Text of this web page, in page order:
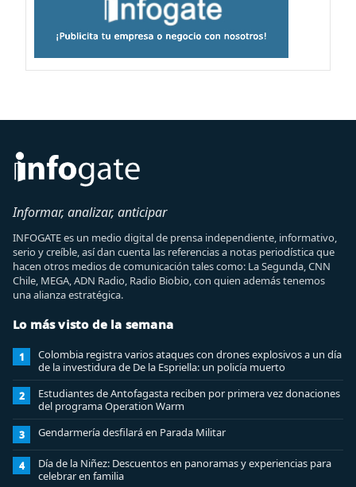
Informar, analizar, anticipar
INFOGATE es un medio digital de prensa independiente, informativo,
serio y creíble, así dan cuenta las referencias a notas periodística que
hacen otros medios de comunicación tales como: La Segunda, CNN
Chile, MEGA, ADN Radio, Radio Biobio, con quien además tenemos
una alianza estratégica.
Lo más visto de la semana
1
Colombia registra varios ataques con drones explosivos a un día
de la investidura de De la Espriella: un policía muerto
2
Estudiantes de Antofagasta reciben por primera vez donaciones
del programa Operation Warm
3 Gendarmería desfilará en Parada Militar
4
Día de la Niñez: Descuentos en panoramas y experiencias para
celebrar en familia